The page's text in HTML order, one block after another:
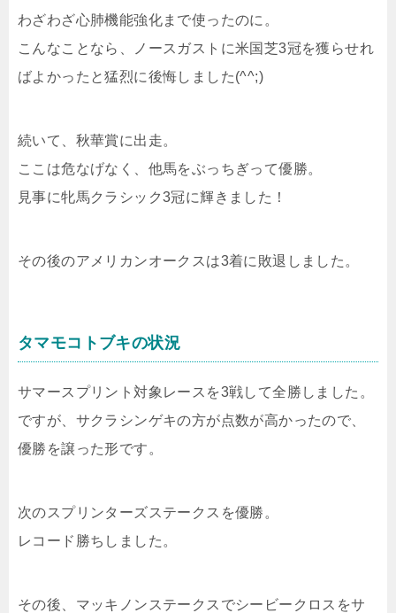
わざわざ心肺機能強化まで使ったのに。
こんなことなら、ノースガストに米国芝3冠を獲らせれ
ばよかったと猛烈に後悔しました(^^;)
続いて、秋華賞に出走。
ここは危なげなく、他馬をぶっちぎって優勝。
見事に牝馬クラシック3冠に輝きました！
その後のアメリカンオークスは3着に敗退しました。
タマモコトブキの状況
サマースプリント対象レースを3戦して全勝しました。
ですが、サクラシンゲキの方が点数が高かったので、
優勝を譲った形です。
次のスプリンターズステークスを優勝。
レコード勝ちしました。
その後、マッキノンステークスでシービークロスをサ